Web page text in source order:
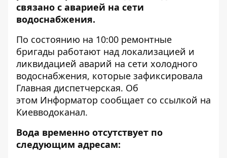
связано с аварией на сети
водоснабжения.
По состоянию на 10:00 ремонтные
бригады работают над локализацией и
ликвидацией аварий на сети холодного
водоснабжения, которые зафиксировала
Главная диспетчерская. Об
этом Информатор сообщает со ссылкой на
Киевводоканал.
Вода временно отсутствует по
следующим адресам: